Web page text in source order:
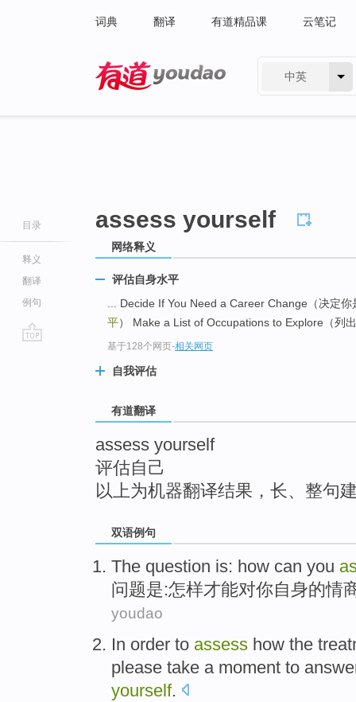
词典 翻译 有道精品课 云笔记
中英
目录
释义
翻译
例句
assess yourself
网络释义
评估自身水平
... Decide If You Need a Career Change（决定
平） Make a List of Occupations to Explore（列
基于128个网页-相关网页
自我评估
有道翻译
assess yourself
评估自己
以上为机器翻译结果，长、整句
双语例句
The question is: how can you
问题是:怎样才能对你自身的情
youdao
In order to assess how the
please take a moment to
yourself.